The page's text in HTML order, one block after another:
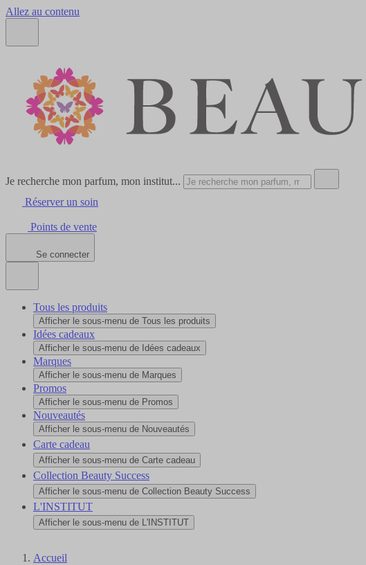
Allez au contenu
Je recherche mon parfum, mon institut...
Réserver un soin
Points de vente
Se connecter
Tous les produits
Afficher le sous-menu de Tous les produits
Idées cadeaux
Afficher le sous-menu de Idées cadeaux
Marques
Afficher le sous-menu de Marques
Promos
Afficher le sous-menu de Promos
Nouveautés
Afficher le sous-menu de Nouveautés
Carte cadeau
Afficher le sous-menu de Carte cadeau
Collection Beauty Success
Afficher le sous-menu de Collection Beauty Success
L'INSTITUT
Afficher le sous-menu de L'INSTITUT
Accueil